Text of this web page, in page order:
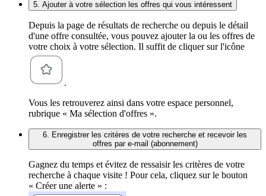
5. Ajouter à votre sélection les offres qui vous intéressent
Depuis la page de résultats de recherche ou depuis le détail
d'une offre consultée, vous pouvez ajouter la ou les offres de
votre choix à votre sélection. Il suffit de cliquer sur l'icône
.
Vous les retrouverez ainsi dans votre espace personnel,
rubrique « Ma sélection d'offres ».
6. Enregistrer les critères de votre recherche et recevoir les
offres par e-mail (abonnement)
Gagnez du temps et évitez de ressaisir les critères de votre
recherche à chaque visite ! Pour cela, cliquez sur le bouton
« Créer une alerte » :